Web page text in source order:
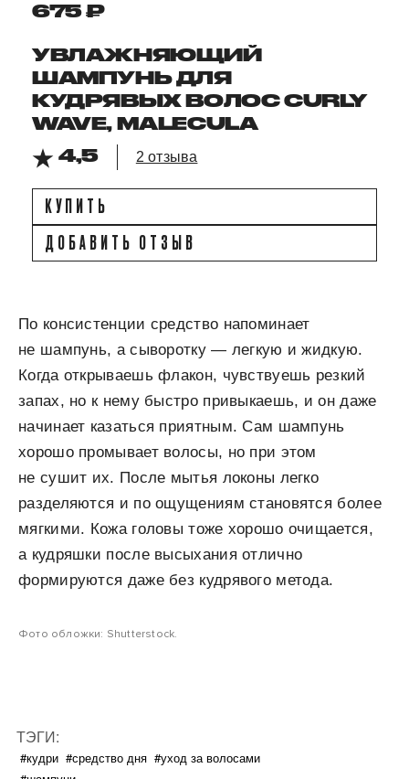
675 ₽
УВЛАЖНЯЮЩИЙ
ШАМПУНЬ ДЛЯ
КУДРЯВЫХ ВОЛОС CURLY
WAVE, MALECULA
4,5
2 отзыва
КУПИТЬ
ДОБАВИТЬ ОТЗЫВ
По консистенции средство напоминает
не шампунь, а сыворотку — легкую и жидкую.
Когда открываешь флакон, чувствуешь резкий
запах, но к нему быстро привыкаешь, и он даже
начинает казаться приятным. Сам шампунь
хорошо промывает волосы, но при этом
не сушит их. После мытья локоны легко
разделяются и по ощущениям становятся более
мягкими. Кожа головы тоже хорошо очищается,
а кудряшки после высыхания отлично
формируются даже без кудрявого метода.
Фото обложки: Shutterstock.
ТЭГИ:
#кудри #средство дня #уход за волосами